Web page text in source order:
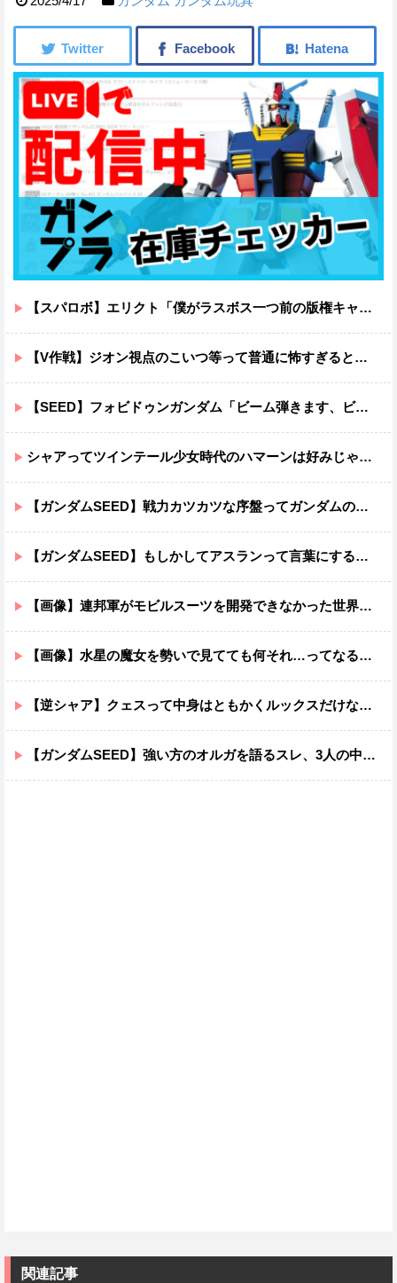
【スパロボ】エリクト「僕がラスボス一つ前の版権キャラ最後の敵ってちょっと荷が重すぎない？」
【V作戦】ジオン視点のこいつ等って普通に怖すぎると思う…
【SEED】フォビドゥンガンダム「ビーム弾きます、ビーム曲げられます、空飛びます」←二世代目でこれ出来るのおかしいだろ
シャアってツインテール少女時代のハマーンは好みじゃなかったの？
【ガンダムSEED】戦力カツカツな序盤ってガンダムの中だと割と珍しい気がする
【ガンダムSEED】もしかしてアスランって言葉にするのが下手なだけでめっちゃいい人なのでは？
【画像】連邦軍がモビルスーツを開発できなかった世界線のガンダムｗｗｗｗｗｗｗ
【画像】水星の魔女を勢いで見てても何それ…ってなる部分ｗｗｗｗｗｗｗｗ
【逆シャア】クェスって中身はともかくルックスだけなら最高だな
【ガンダムSEED】強い方のオルガを語るスレ、3人の中でも強化は一番されてない方
関連記事